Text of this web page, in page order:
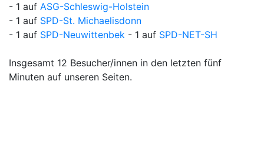
- 1 auf ASG-Schleswig-Holstein
- 1 auf SPD-St. Michaelisdonn
- 1 auf SPD-Neuwittenbek - 1 auf SPD-NET-SH
Insgesamt 12 Besucher/innen in den letzten fünf
Minuten auf unseren Seiten.